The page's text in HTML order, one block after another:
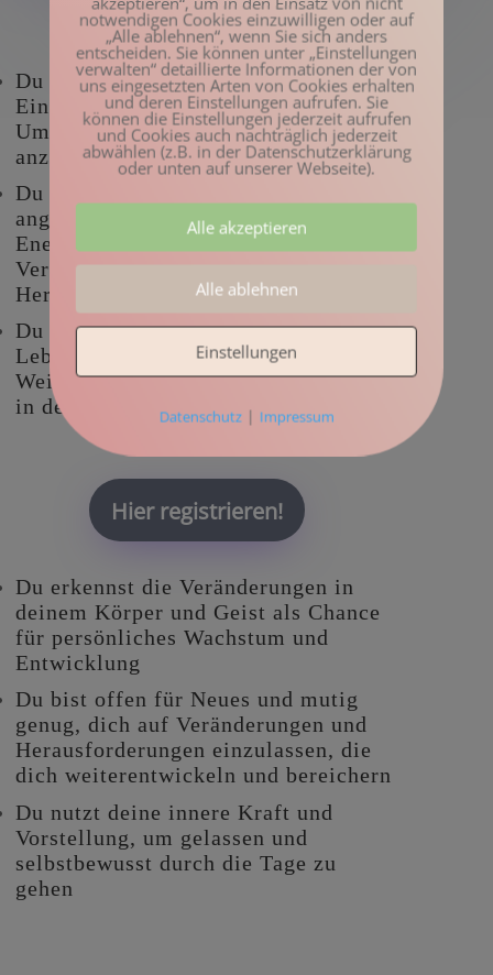
Du lebst in einem harmonischen
Einklang mit dir selbst und deinem
Umfeld, weil du gelernt hast, dich
anzunehmen
Du merkst, wie du in der Lebensmitte
angekommen bist und dich voller
Energie und Tatendrang auf neue
Veränderungen und
Herausforderungen einlassen kannst
Du spürst, wie du als Frau in der
Lebensmitte deine innere Stärke und
Weisheit entdeckst und diese bewusst
in deinem Leben einsetzt
Hier registrieren!
Du erkennst die Veränderungen in
deinem Körper und Geist als Chance
für persönliches Wachstum und
Entwicklung
Du bist offen für Neues und mutig
genug, dich auf Veränderungen und
Herausforderungen einzulassen, die
dich weiterentwickeln und bereichern
Du nutzt deine innere Kraft und
Vorstellung, um gelassen und
selbstbewusst durch die Tage zu
gehen
notwendigen Cookies einzuwilligen oder auf
„Alle ablehnen“, wenn Sie sich anders
entscheiden. Sie können unter „Einstellungen
verwalten“ detaillierte Informationen der von
uns eingesetzten Arten von Cookies erhalten
und deren Einstellungen aufrufen. Sie
können die Einstellungen jederzeit aufrufen
und Cookies auch nachträglich jederzeit
abwählen (z.B. in der Datenschutzerklärung
oder unten auf unserer Webseite).
Alle akzeptieren
Alle ablehnen
Einstellungen
Datenschutz| Impressum